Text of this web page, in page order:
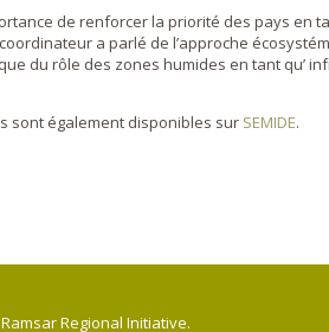
de renforcer la priorité des pays en
a parlé de l’approche
du rôle des zones humides en tant qu’
sont également disponibles sur SEMIDE.
Regional Initiative.